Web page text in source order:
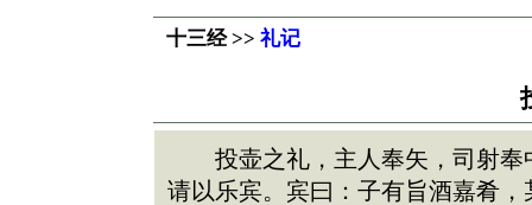
十三经 >> 礼记
投壶之礼，主人奉矢，司射奉
请以乐宾。宾曰：子有旨酒嘉肴